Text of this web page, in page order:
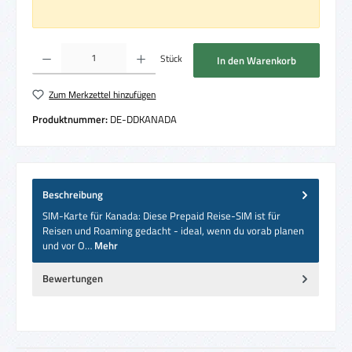
Produkt Anzahl: Gib den gewünschten Wert ein oder benutze die Schaltflächen um
Stück In den Warenkorb
Zum Merkzettel hinzufügen
Produktnummer: DE-DDKANADA
Beschreibung
SIM-Karte für Kanada: Diese Prepaid Reise-SIM ist für
Reisen und Roaming gedacht - ideal, wenn du vorab planen
und vor O… Mehr
Bewertungen